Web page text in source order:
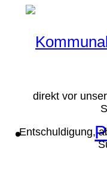
direkt vor
Entschuldigung,